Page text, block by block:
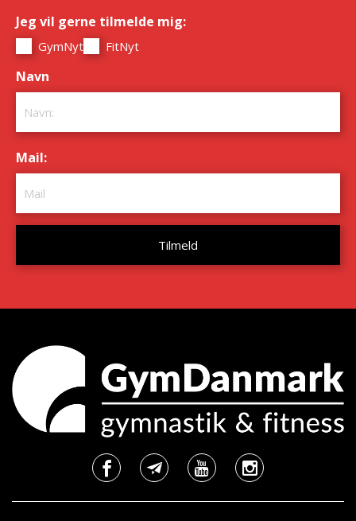
Jeg vil gerne tilmelde mig:
GymNyt FitNyt
Navn
Mail: